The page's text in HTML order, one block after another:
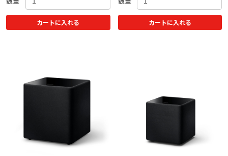
カートに入れる カートに入れる